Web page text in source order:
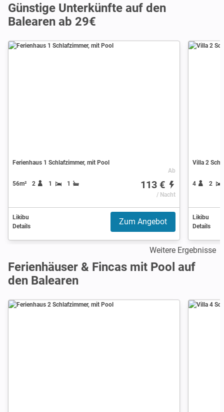
Günstige Unterkünfte auf den
Balearen ab 29€
Ferienhaus 1 Schlafzimmer, mit Pool
56m² 2 1 1
Ab
113 €
/ Nacht
Likibu
Details
Zum Angebot
Villa 2
4 2
Likibu
Details
Weitere Ergebnisse
Ferienhäuser & Fincas mit Pool auf
den Balearen